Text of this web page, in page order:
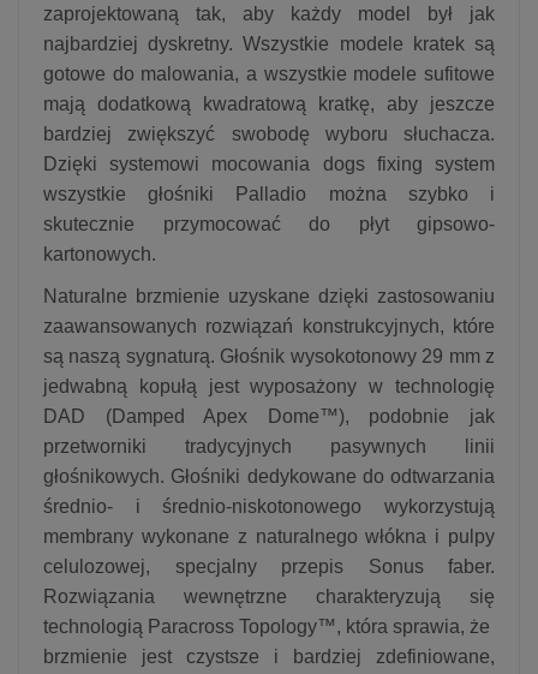
zaprojektowaną tak, aby każdy model był jak
najbardziej dyskretny. Wszystkie modele kratek są
gotowe do malowania, a wszystkie modele sufitowe
mają dodatkową kwadratową kratkę, aby jeszcze
bardziej zwiększyć swobodę wyboru słuchacza.
Dzięki systemowi mocowania dogs fixing system
wszystkie głośniki Palladio można szybko i
skutecznie przymocować do płyt gipsowo-
kartonowych.
Naturalne brzmienie uzyskane dzięki zastosowaniu
zaawansowanych rozwiązań konstrukcyjnych, które
są naszą sygnaturą. Głośnik wysokotonowy 29 mm z
jedwabną kopułą jest wyposażony w technologię
DAD (Damped Apex Dome™), podobnie jak
przetworniki tradycyjnych pasywnych linii
głośnikowych. Głośniki dedykowane do odtwarzania
średnio- i średnio-niskotonowego wykorzystują
membrany wykonane z naturalnego włókna i pulpy
celulozowej, specjalny przepis Sonus faber.
Rozwiązania wewnętrzne charakteryzują się
technologią Paracross Topology™, która sprawia, że ​​
brzmienie jest czystsze i bardziej zdefiniowane,